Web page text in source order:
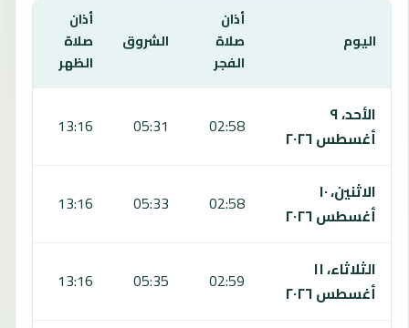
اليوم
أذان
صلاة
الفجر
الشروق
أذان
صلاة
الظهر
الأحد، ٩
أغسطس ٢٠٢٦
02:58
05:31
13:16
الاثنين، ١٠
أغسطس ٢٠٢٦
02:58
05:33
13:16
الثلاثاء، ١١
أغسطس ٢٠٢٦
02:59
05:35
13:16